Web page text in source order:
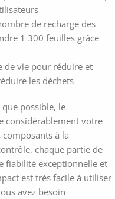
de recharge des
1 300 feuilles grâce
de vie pour réduire et
les déchets
possible, le
considérablement votre
à la
chaque partie de
fiabilité exceptionnelle et
est très facile à utiliser
avez besoin